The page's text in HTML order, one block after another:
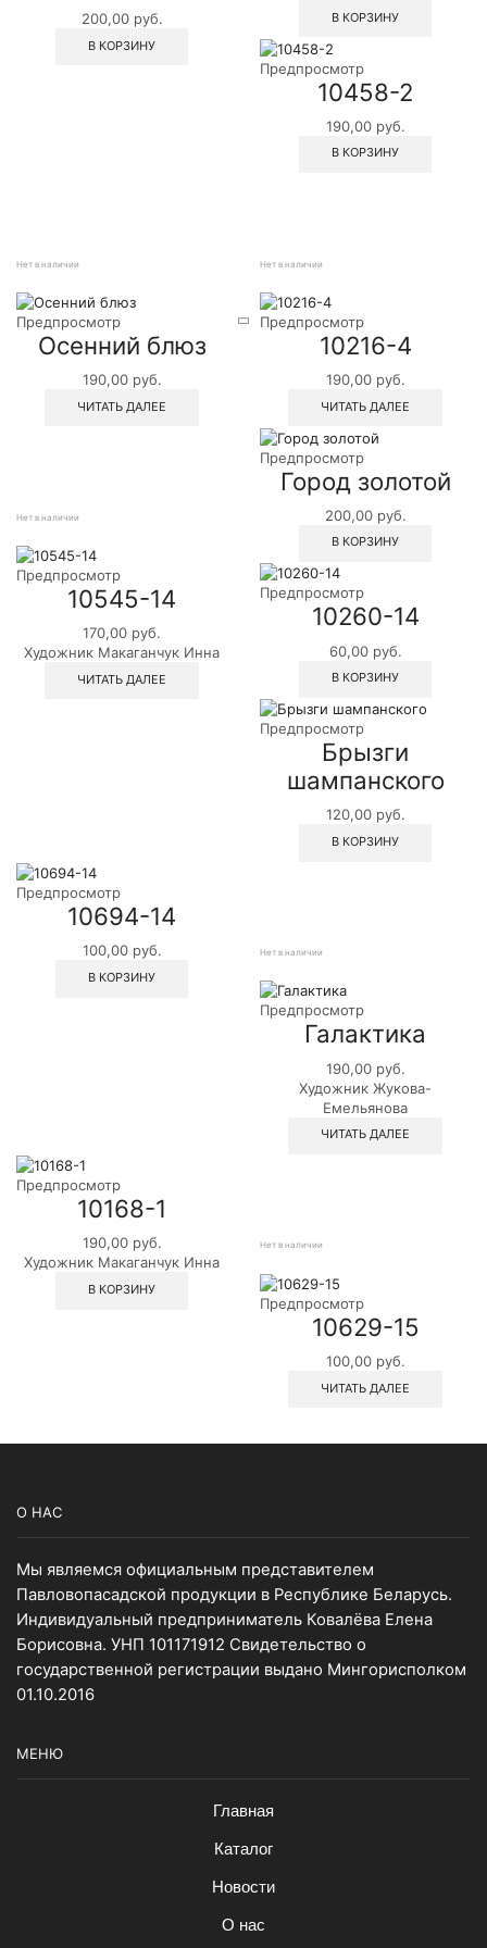
200,00 руб.
В КОРЗИНУ
В КОРЗИНУ
Предпросмотр
10458-2
190,00 руб.
В КОРЗИНУ
Нет в наличии
Предпросмотр
Осенний блюз
190,00 руб.
ЧИТАТЬ ДАЛЕЕ
Нет в наличии
Предпросмотр
10216-4
190,00 руб.
ЧИТАТЬ ДАЛЕЕ
Нет в наличии
Предпросмотр
10545-14
170,00 руб.
Художник Макаганчук Инна
ЧИТАТЬ ДАЛЕЕ
Предпросмотр
Город золотой
200,00 руб.
В КОРЗИНУ
Предпросмотр
10260-14
60,00 руб.
В КОРЗИНУ
Предпросмотр
Брызги
шампанского
120,00 руб.
В КОРЗИНУ
Предпросмотр
10694-14
100,00 руб.
В КОРЗИНУ
Нет в наличии
Предпросмотр
Галактика
190,00 руб.
Художник Жукова-
Емельянова
ЧИТАТЬ ДАЛЕЕ
Предпросмотр
10168-1
190,00 руб.
Художник Макаганчук Инна
В КОРЗИНУ
Нет в наличии
Предпросмотр
10629-15
100,00 руб.
ЧИТАТЬ ДАЛЕЕ
О НАС
Мы являемся официальным представителем
Павловопасадской продукции в Республике Беларусь.
Индивидуальный предприниматель Ковалёва Елена
Борисовна. УНП 101171912 Свидетельство о
государственной регистрации выдано Мингорисполком
01.10.2016
МЕНЮ
Главная
Каталог
Новости
О нас